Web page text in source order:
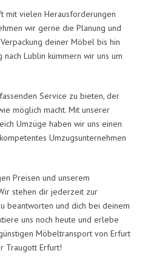
mit vielen Herausforderungen
wir gerne die Planung und
deiner Möbel bis hin
Lublin kümmern wir uns um
Service zu bieten, der
möglich macht. Mit unserer
Umzüge haben wir uns einen
Umzugsunternehmen
Preisen und unserem
stehen dir jederzeit zur
beantworten und dich bei deinem
uns noch heute und erlebe
Möbeltransport von Erfurt
Traugott Erfurt!